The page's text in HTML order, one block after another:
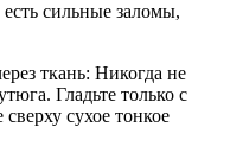
сильные заломы,
ткань: Никогда не
Гладьте только с
сухое тонкое